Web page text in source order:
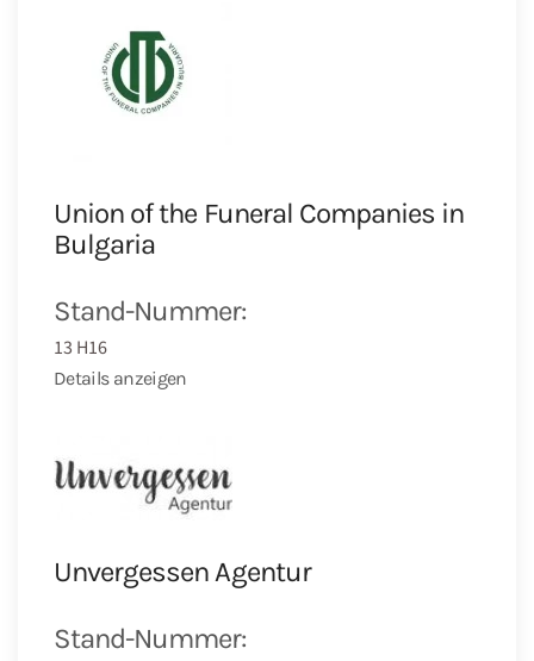
Union of the Funeral Companies in
Bulgaria
Stand-Nummer:
13 H16
Details anzeigen
Unvergessen Agentur
Stand-Nummer: